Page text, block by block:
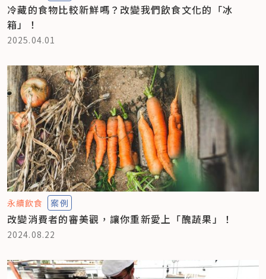
冷藏的食物比較新鮮嗎？改變我們飲食文化的「冰
箱」！
2025.04.01
永續飲食 案例
改變消費者的審美觀，讓你重新愛上「醜蔬果」！
2024.08.22